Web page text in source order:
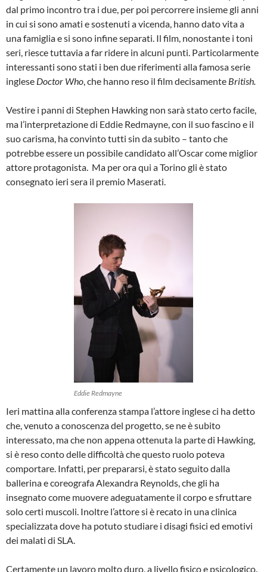
dal primo incontro tra i due, per poi percorrere insieme gli anni
in cui si sono amati e sostenuti a vicenda, hanno dato vita a
una famiglia e si sono infine separati. Il film, nonostante i toni
seri, riesce tuttavia a far ridere in alcuni punti. Particolarmente
interessanti sono stati i ben due riferimenti alla famosa serie
inglese Doctor Who, che hanno reso il film decisamente British.
Vestire i panni di Stephen Hawking non sarà stato certo facile,
ma l’interpretazione di Eddie Redmayne, con il suo fascino e il
suo carisma, ha convinto tutti sin da subito – tanto che
potrebbe essere un possibile candidato all’Oscar come miglior
attore protagonista. Ma per ora qui a Torino gli è stato
consegnato ieri sera il premio Maserati.
Eddie Redmayne
Ieri mattina alla conferenza stampa l’attore inglese ci ha detto
che, venuto a conoscenza del progetto, se ne è subito
interessato, ma che non appena ottenuta la parte di Hawking,
si è reso conto delle difficoltà che questo ruolo poteva
comportare. Infatti, per prepararsi, è stato seguito dalla
ballerina e coreografa Alexandra Reynolds, che gli ha
insegnato come muovere adeguatamente il corpo e sfruttare
solo certi muscoli. Inoltre l’attore si è recato in una clinica
specializzata dove ha potuto studiare i disagi fisici ed emotivi
dei malati di SLA.
Certamente un lavoro molto duro, a livello fisico e psicologico.